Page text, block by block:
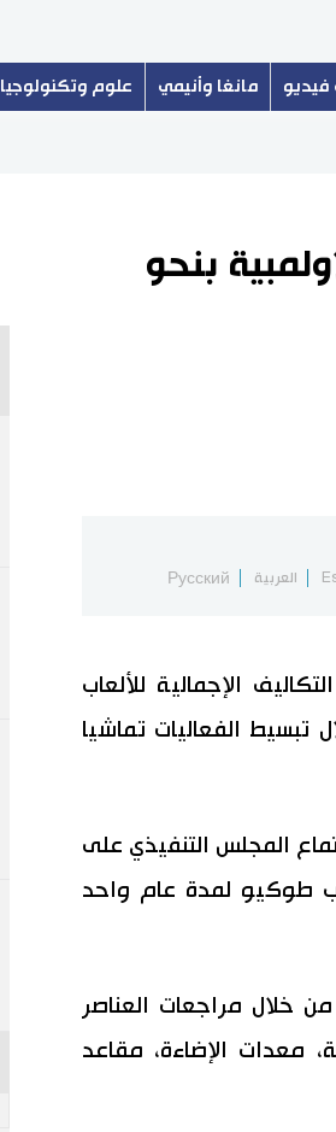
فيديو مانغا وأنيمي علوم وتكنولوجيا
بنحو
العربية Русский
الإجمالية للألعاب
دولار) من خلال تبسيط الفعاليات تماشيا
المجلس التنفيذي على
طوكيو لمدة عام واحد
سيتم توفير حوالي 15 مليار ين من خلال مراجعات العناصر
معدات الإضاءة، مقاعد